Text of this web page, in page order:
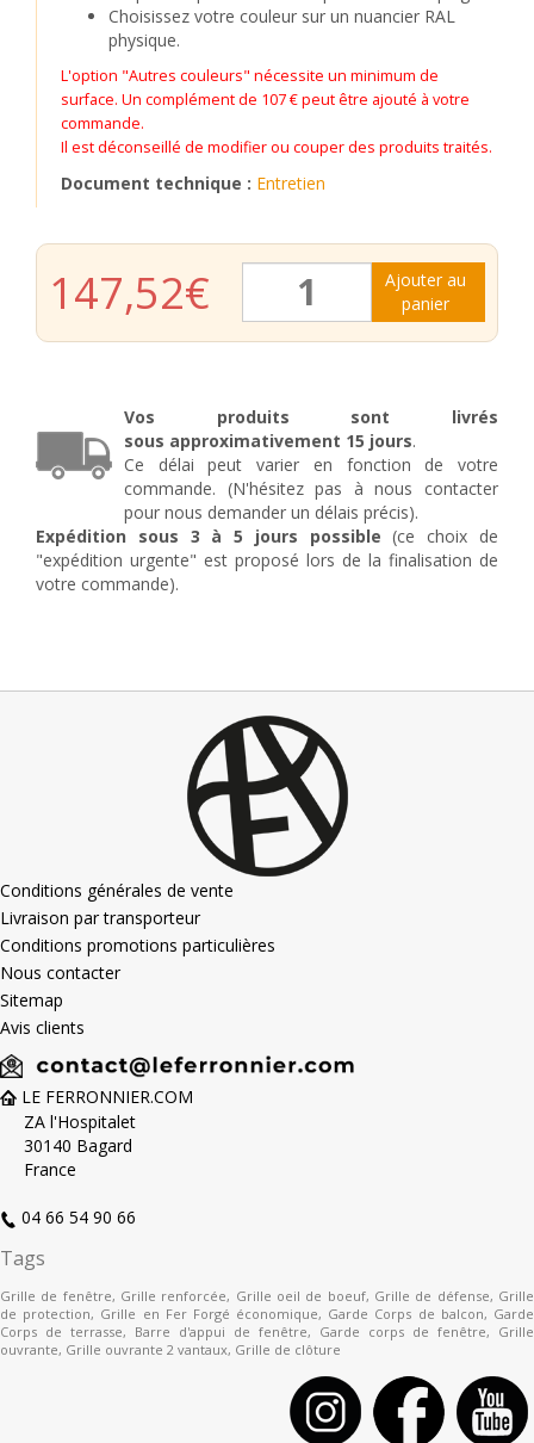
Choisissez votre couleur sur un nuancier RAL
physique.
L'option "Autres couleurs" nécessite un minimum de
surface. Un complément de 107 € peut être ajouté à votre
commande.
Il est déconseillé de modifier ou couper des produits traités.
Document technique : Entretien
147,52€
Ajouter au
panier
Grille
Oeil
en
fer
forgé
Viviane
Vos produits sont livrés
sous approximativement 15 jours.
Ce délai peut varier en fonction de votre
commande. (N'hésitez pas à nous contacter
pour nous demander un délais précis).
Expédition sous 3 à 5 jours possible (ce choix de
"expédition urgente" est proposé lors de la finalisation de
votre commande).
Conditions générales de vente
Livraison par transporteur
Conditions promotions particulières
Nous contacter
Sitemap
Avis clients
LE FERRONNIER.COM
ZA l'Hospitalet
30140 Bagard
France
04 66 54 90 66
Tags
Grille de fenêtre, Grille renforcée, Grille oeil de boeuf, Grille de défense, Grille
de protection, Grille en Fer Forgé économique, Garde Corps de balcon, Garde
Corps de terrasse, Barre d'appui de fenêtre, Garde corps de fenêtre, Grille
ouvrante, Grille ouvrante 2 vantaux, Grille de clôture